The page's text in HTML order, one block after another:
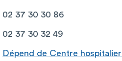
02 37 30 30 86
02 37 30 32 49
Dépend de Centre